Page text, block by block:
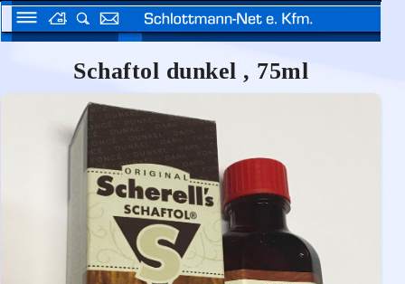
Schaftol dunkel , 75ml